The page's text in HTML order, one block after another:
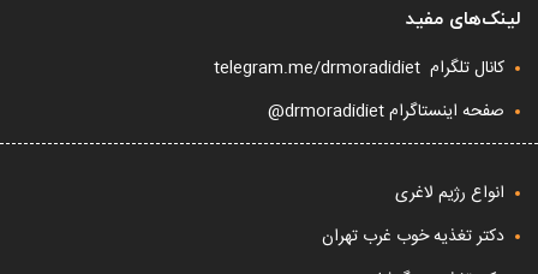
لینک‌های مفید
کانال تلگرام telegram.me/drmoradidiet
صفحه اینستاگرام drmoradidiet@
انواع رژیم لاغری
دکتر تغذیه خوب غرب تهران